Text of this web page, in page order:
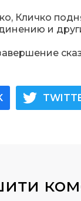
Кличко
и
завершение